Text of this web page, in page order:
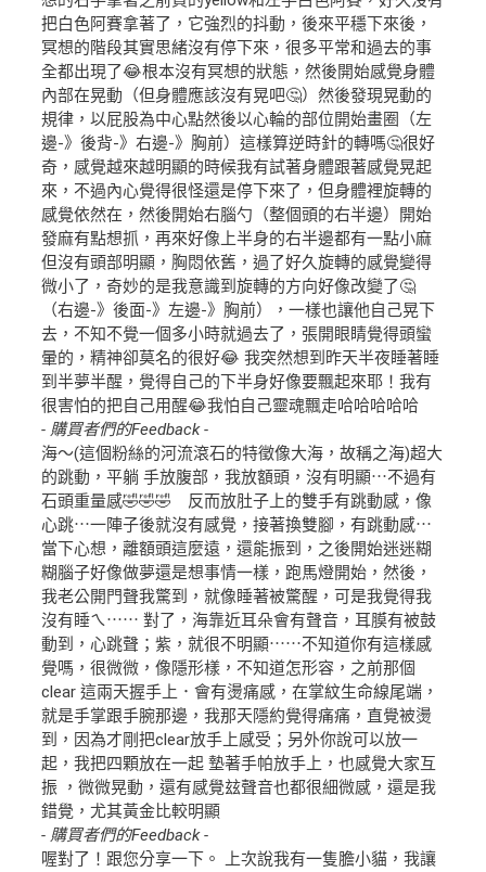
把白色阿賽拿著了，它強烈的抖動，後來平穩下來後，
冥想的階段其實思緒沒有停下來，很多平常和過去的事
全都出現了😂根本沒有冥想的狀態，然後開始感覺身體
內部在晃動（但身體應該沒有晃吧🤔）然後發現晃動的
規律，以屁股為中心點然後以心輪的部位開始畫圈（左
邊-》後背-》右邊-》胸前）這樣算逆時針的轉嗎🤔很好
奇，感覺越來越明顯的時候我有試著身體跟著感覺晃起
來，不過內心覺得很怪還是停下來了，但身體裡旋轉的
感覺依然在，然後開始右腦勺（整個頭的右半邊）開始
發麻有點想抓，再來好像上半身的右半邊都有一點小麻
但沒有頭部明顯，胸悶依舊，過了好久旋轉的感覺變得
微小了，奇妙的是我意識到旋轉的方向好像改變了🤔
（右邊-》後面-》左邊-》胸前），一樣也讓他自己晃下
去，不知不覺一個多小時就過去了，張開眼睛覺得頭蠻
暈的，精神卻莫名的很好😂 我突然想到昨天半夜睡著睡
到半夢半醒，覺得自己的下半身好像要飄起來耶！我有
很害怕的把自己用醒😂我怕自己靈魂飄走哈哈哈哈哈
- 購買者們的Feedback -
海～(這個粉絲的河流滾石的特徵像大海，故稱之海)超大
的跳動，平躺 手放腹部，我放額頭，沒有明顯⋯不過有
石頭重量感🤣🤣🤣 反而放肚子上的雙手有跳動感，像
心跳⋯一陣子後就沒有感覺，接著換雙腳，有跳動感⋯
當下心想，離額頭這麼遠，還能振到，之後開始迷迷糊
糊腦子好像做夢還是想事情一樣，跑馬燈開始，然後，
我老公開門聲我驚到，就像睡著被驚醒，可是我覺得我
沒有睡ㄟ⋯⋯ 對了，海靠近耳朵會有聲音，耳膜有被鼓
動到，心跳聲；紫，就很不明顯⋯⋯不知道你有這樣感
覺嗎，很微微，像隱形樣，不知道怎形容，之前那個
clear 這兩天握手上．會有燙痛感，在掌紋生命線尾端，
就是手掌跟手腕那邊，我那天隱約覺得痛痛，直覺被燙
到，因為才剛把clear放手上感受；另外你說可以放一
起，我把四顆放在一起 墊著手帕放手上，也感覺大家互
振 ，微微晃動，還有感覺玆聲音也都很細微感，還是我
錯覺，尤其黃金比較明顯
- 購買者們的Feedback -
喔對了！跟您分享一下。 上次說我有一隻膽小貓，我讓